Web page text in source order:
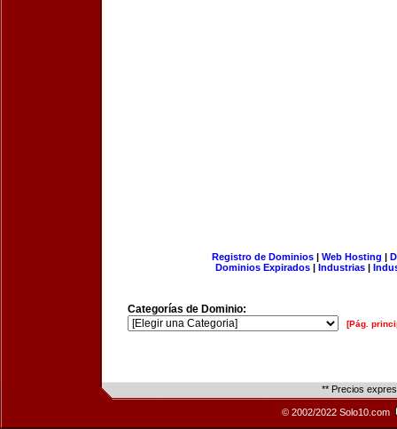
Registro de Dominios| Web Hosting |
Dominios Expirados | Industrias |
Categorías de Dominio:
[Pág.
** Precios
© 2002/2022 Solo10.com